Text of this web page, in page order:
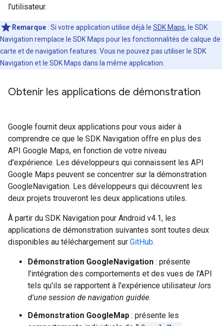
l'utilisateur.
Remarque : Si votre application utilise déjà le SDK Maps, le SDK
Navigation remplace le SDK Maps pour les fonctionnalités de calque de
carte et de navigation features. Vous ne pouvez pas utiliser le SDK
Navigation et le SDK Maps dans la même application.
Obtenir les applications de démonstration
Google fournit deux applications pour vous aider à
comprendre ce que le SDK Navigation offre en plus des
API Google Maps, en fonction de votre niveau
d'expérience. Les développeurs qui connaissent les API
Google Maps peuvent se concentrer sur la démonstration
GoogleNavigation. Les développeurs qui découvrent les
deux projets trouveront les deux applications utiles.
À partir du SDK Navigation pour Android v4.1, les
applications de démonstration suivantes sont toutes deux
disponibles au téléchargement sur GitHub.
Démonstration GoogleNavigation : présente
l'intégration des comportements et des vues de l'API
tels qu'ils se rapportent à l'expérience utilisateur lors
d'une session de navigation guidée.
Démonstration GoogleMap : présente les